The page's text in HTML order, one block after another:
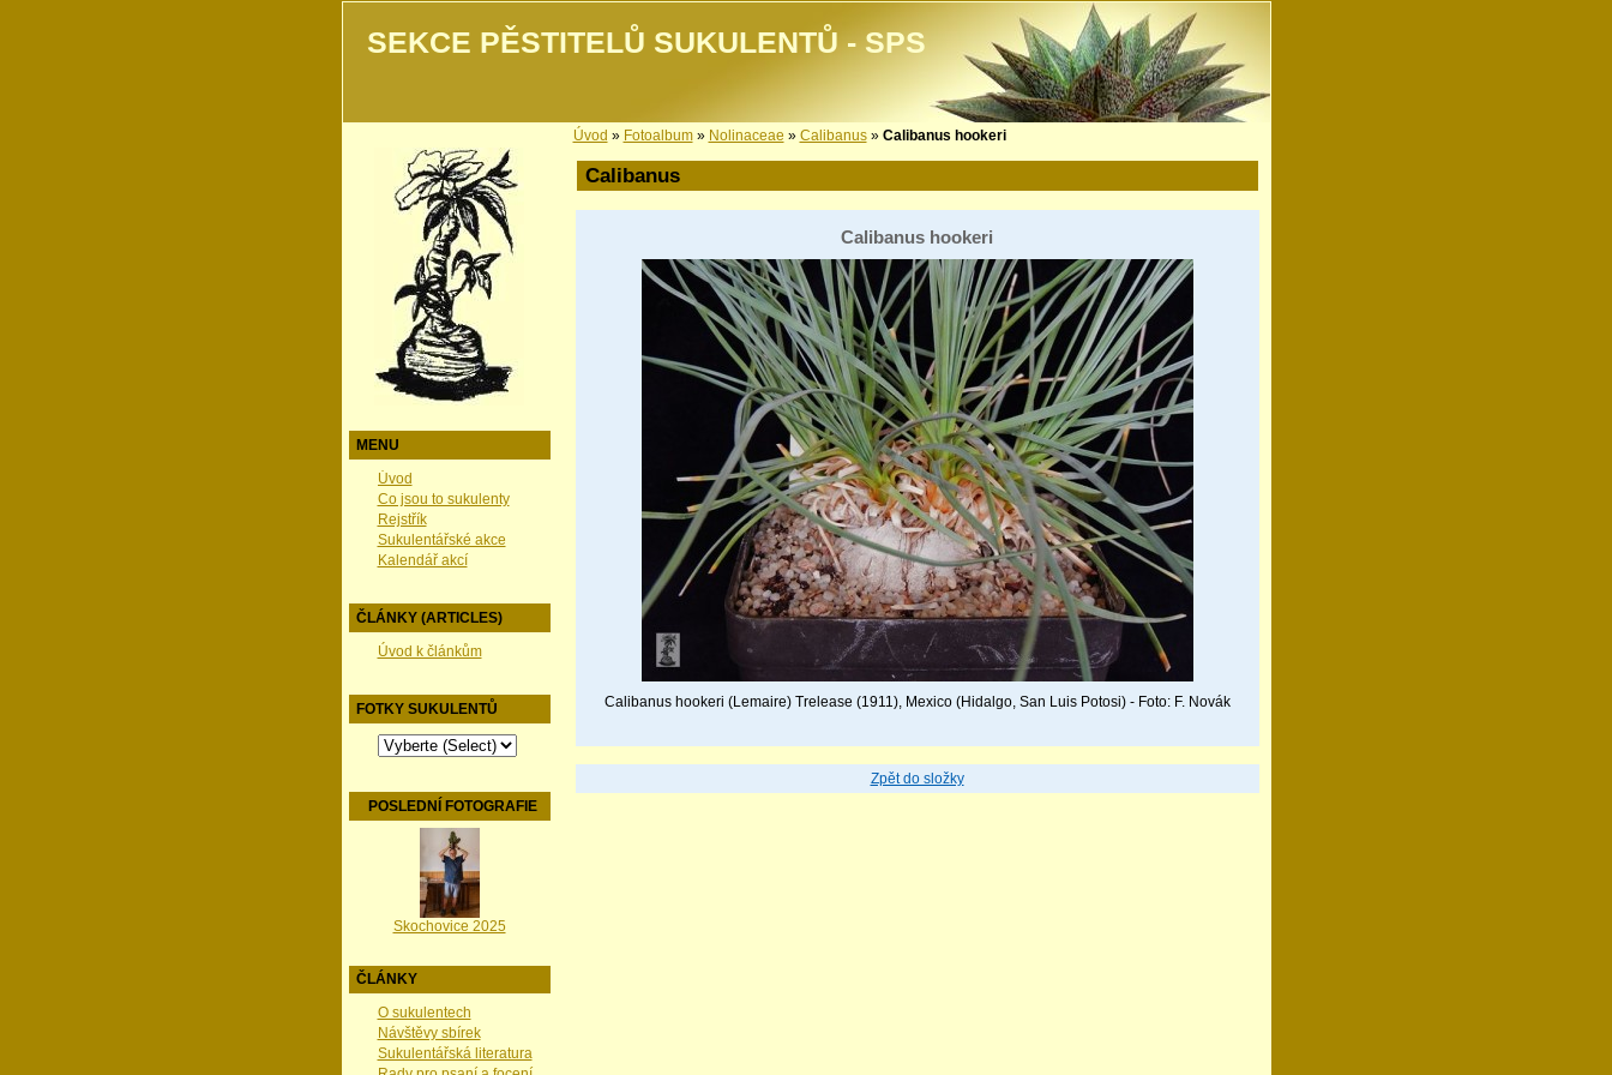
SEKCE PĚSTITELŮ SUKULENTŮ - SPS
MENU
Úvod
Co jsou to sukulenty
Rejstřík
Sukulentářské akce
Kalendář akcí
ČLÁNKY (ARTICLES)
Úvod k článkům
FOTKY SUKULENTŮ
POSLEDNÍ FOTOGRAFIE
Skochovice 2025
ČLÁNKY
O sukulentech
Návštěvy sbírek
Sukulentářská literatura
Úvod » Fotoalbum» Nolinaceae » Calibanus» Calibanus hookeri
Calibanus
Calibanus hookeri
Calibanus hookeri (Lemaire) Trelease (1911), Mexico (Hidalgo, San Luis Potosi) - Foto: F. Novák
Zpět do složky